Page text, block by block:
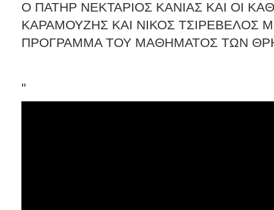
Ο ΠΑΤΗΡ ΝΕΚΤΑΡΙΟΣ ΚΑΝΙΑΣ ΚΑΙ ΟΙ
ΚΑΡΑΜΟΥΖΗΣ ΚΑΙ ΝΙΚΟΣ ΤΣΙΡΕΒΕΛΟΣ
ΠΡΟΓΡΑΜΜΑ ΤΟΥ ΜΑΘΗΜΑΤΟΣ ΤΩΝ
"